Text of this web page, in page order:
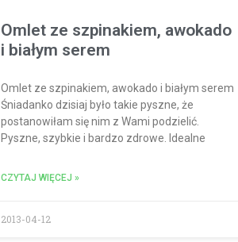
Omlet ze szpinakiem, awokado
i białym serem
Omlet ze szpinakiem, awokado i białym serem
Śniadanko dzisiaj było takie pyszne, że
postanowiłam się nim z Wami podzielić.
Pyszne, szybkie i bardzo zdrowe. Idealne
CZYTAJ WIĘCEJ »
2013-04-12